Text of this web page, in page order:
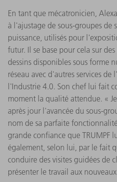
En tant que mécatronicien,
à l'ajustage de sous-groupes de
puissance, utilisés pour
futur. Il se base pour cela sur
dessins disponibles sous forme
réseau avec d'autres services
l'Industrie 4.0. Son chef lui fait
moment la qualité attendue. «
après jour l'avancée du sous-
nom de sa parfaite
grande confiance que TRUMPF
également, selon lui, par le fait
conduire des visites guidées de
présenter le travail aux